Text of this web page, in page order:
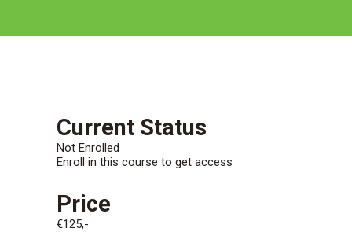
Current Status
Not Enrolled
Enroll in this course to get access
Price
€125,-